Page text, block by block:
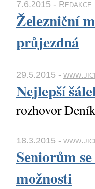
7.6.2015 - Redakce
Železniční
průjezdná
29.5.2015 -
Nejlepší
rozhovor
18.3.2015 -
Seniorům
možnosti